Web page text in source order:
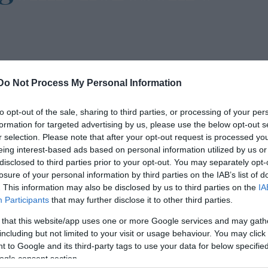
Not Process My Personal Information
opt-out of the sale, sharing to third parties, or processing of your
for targeted advertising by us, please use the below opt-out
selection. Please note that after your opt-out request is processed
interest-based ads based on personal information utilized by us
to third parties prior to your opt-out. You may separately
of your personal information by third parties on the IAB’s list of
This information may also be disclosed by us to third parties on the
Participants that may further disclose it to other third parties.
that this website/app uses one or more Google services and may
but not limited to your visit or usage behaviour. You may
to Google and its third-party tags to use your data for below
consent section.
úton az első világháború százéves évfordulójával
Navracsics Tiborminiszterelnök-helyettes a
szombati ülése utáni